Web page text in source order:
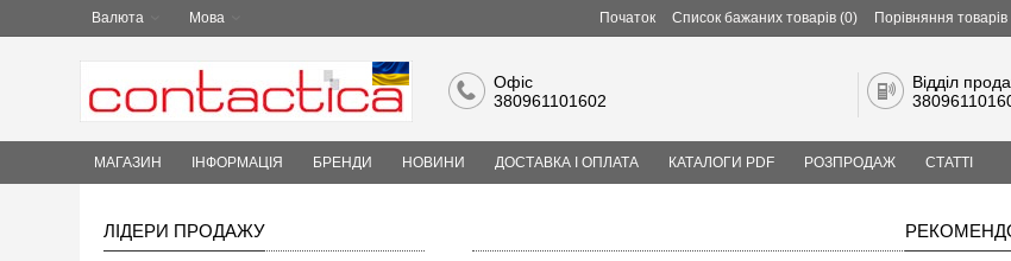
Валюта Мова Початок Список бажаних товарів (0) Порівняння товарів
Офіс
380961101602
Відділ
МАГАЗИН ІНФОРМАЦІЯ БРЕНДИ НОВИНИ ДОСТАВКА І ОПЛАТА КАТАЛОГИ PDF РОЗПРОДАЖ СТАТТІ
ЛІДЕРИ ПРОДАЖУ